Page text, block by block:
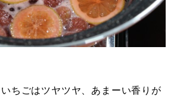
ちごはツヤツヤ、あまーい香りが